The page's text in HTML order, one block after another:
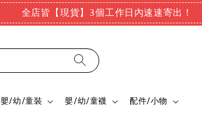
全店皆【現貨】3個工作日內速速寄出！
嬰/幼/童裝 嬰/幼/童襪 配件/小物